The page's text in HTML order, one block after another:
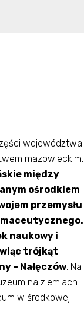
województwa
mazowieckim.
między
ośrodkiem
przemysłu
naukowy i
trójkąt
– Nałęczów. Na
na ziemiach
w środkowej